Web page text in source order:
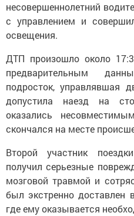
несовершеннолетний
с управлением и
освещения.
ДТП произошло около
предварительным
подросток, управлявшая
допустила наезд на
оказались
скончался на месте
Второй участник
получил серьезные
мозговой травмой и
был экстренно доставлен
где ему оказывается